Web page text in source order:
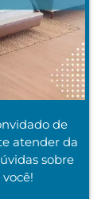
de
atender da
sobre